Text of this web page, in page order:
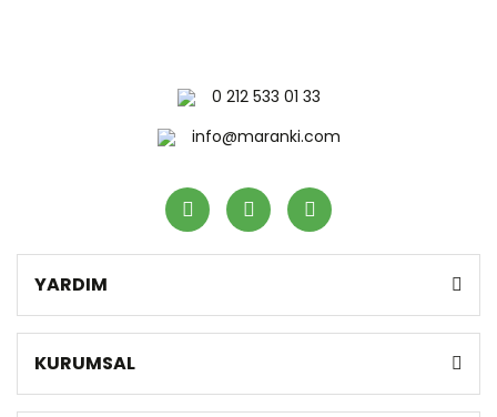
0 212 533 01 33
info@maranki.com
YARDIM
KURUMSAL